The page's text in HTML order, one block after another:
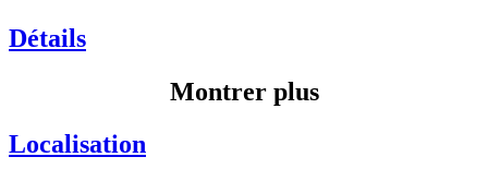
Détails
Montrer plus
Localisation